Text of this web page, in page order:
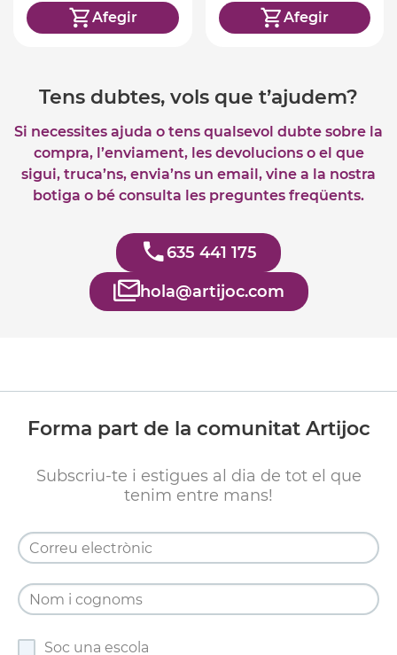
Afegir Afegir
Tens dubtes, vols que t’ajudem?
Si necessites ajuda o tens qualsevol dubte sobre la
compra, l’enviament, les devolucions o el que
sigui, truca’ns, envia’ns un email, vine a la nostra
botiga o bé consulta les preguntes freqüents.
635 441 175
hola@artijoc.com
Forma part de la comunitat Artijoc
Subscriu-te i estigues al dia de tot el que
tenim entre mans!
Soc una escola